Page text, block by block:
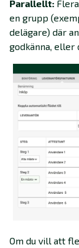
Parallellt:
en grupp
delägare) där
godkänna, eller
Om du vill att